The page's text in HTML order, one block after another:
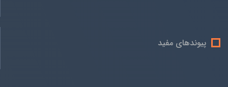
پیوندهای مفید